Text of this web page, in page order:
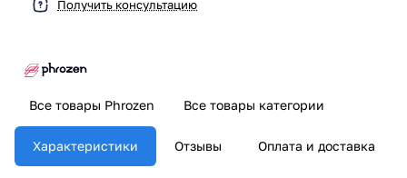
Получить консультацию
Все товары Phrozen Все товары категории
Характеристики Отзывы Оплата и доставка